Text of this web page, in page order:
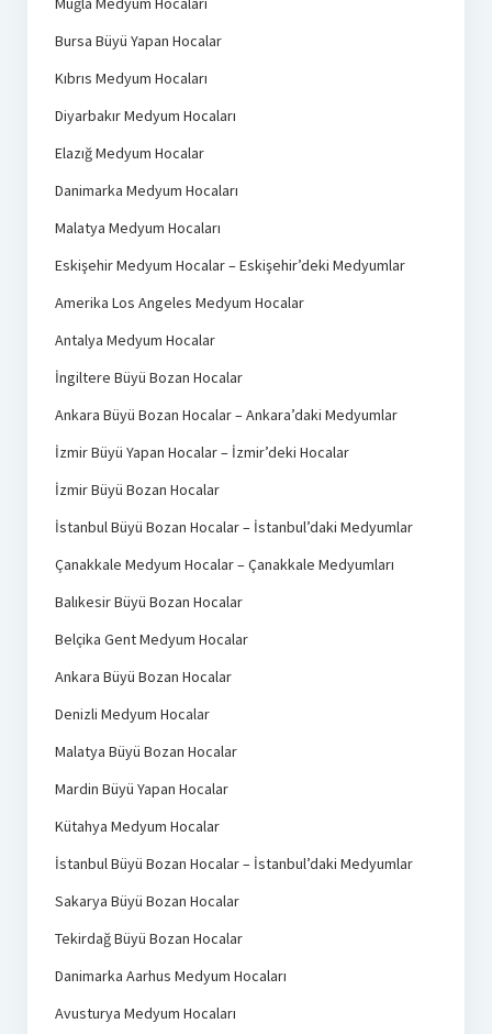
Bursa Büyü Yapan Hocalar
Kıbrıs Medyum Hocaları
Diyarbakır Medyum Hocaları
Elazığ Medyum Hocalar
Danimarka Medyum Hocaları
Malatya Medyum Hocaları
Eskişehir Medyum Hocalar – Eskişehir’deki Medyumlar
Amerika Los Angeles Medyum Hocalar
Antalya Medyum Hocalar
İngiltere Büyü Bozan Hocalar
Ankara Büyü Bozan Hocalar – Ankara’daki Medyumlar
İzmir Büyü Yapan Hocalar – İzmir’deki Hocalar
İzmir Büyü Bozan Hocalar
İstanbul Büyü Bozan Hocalar – İstanbul’daki Medyumlar
Çanakkale Medyum Hocalar – Çanakkale Medyumları
Balıkesir Büyü Bozan Hocalar
Belçika Gent Medyum Hocalar
Ankara Büyü Bozan Hocalar
Denizli Medyum Hocalar
Malatya Büyü Bozan Hocalar
Mardin Büyü Yapan Hocalar
Kütahya Medyum Hocalar
İstanbul Büyü Bozan Hocalar – İstanbul’daki Medyumlar
Sakarya Büyü Bozan Hocalar
Tekirdağ Büyü Bozan Hocalar
Danimarka Aarhus Medyum Hocaları
Avusturya Medyum Hocaları